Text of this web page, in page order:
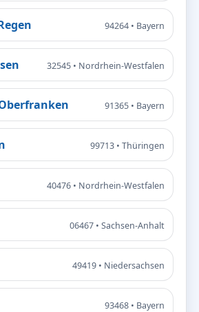
94264 • Bayern
32545 • Nordrhein-Westfalen
91365 • Bayern
99713 • Thüringen
40476 • Nordrhein-Westfalen
06467 • Sachsen-Anhalt
49419 • Niedersachsen
93468 • Bayern